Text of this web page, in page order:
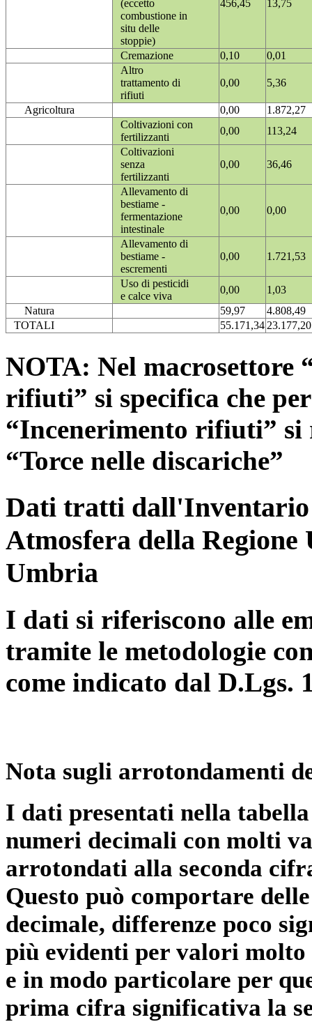
(eccetto
combustione in
situ delle
stoppie)
456,45 13,75
Cremazione 0,10
0,01
Altro
trattamento di
rifiuti
0,00 5,36
Agricoltura 0,00
1.872,27
Coltivazioni con
fertilizzanti
0,00
113,24
Coltivazioni
senza
fertilizzanti
0,00 36,46
Allevamento di
bestiame -
fermentazione
intestinale
0,00 0,00
Allevamento di
bestiame -
escrementi
0,00 1.721,53
Uso di pesticidi
e calce viva
0,00
1,03
Natura
59,97
4.808,49
TOTALI
55.171,3423.177,20
NOTA: Nel macrosettore
rifiuti” si specifica che
“Incenerimento rifiuti”
“Torce nelle discariche”
Dati tratti dall'Inventario
Atmosfera della
Umbria
I dati si riferiscono alle
tramite le metodologie
come indicato dal D.Lgs.
Nota sugli arrotondamenti
I dati presentati nella
numeri decimali con molti
arrotondati alla seconda
Questo può comportare
decimale, differenze poco
più evidenti per valori
e in modo particolare per
prima cifra significativa la